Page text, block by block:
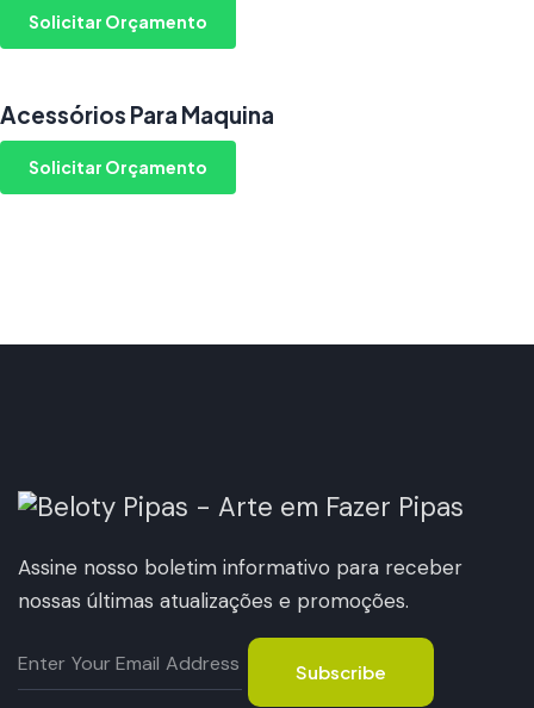
Solicitar Orçamento
Acessórios Para Maquina
Solicitar Orçamento
Assine nosso boletim informativo para receber
nossas últimas atualizações e promoções.
Subscribe